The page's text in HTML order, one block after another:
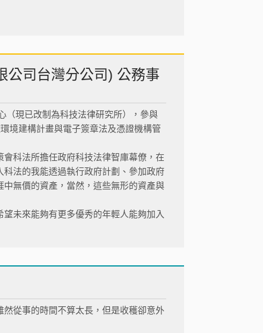
公司台灣分公司) 公務事
（現已改制為科技法律研究所），參與
境建構計畫與電子簽章法及憑證機構管
科法所擔任政府科技法律智庫幕僚，在
法的我能透過執行政府計劃、參加政府
無價的資產，當然，這些無形的資產與
未來能夠有更多優秀的年輕人能夠加入
從事的時間不算太長，但是收穫卻意外